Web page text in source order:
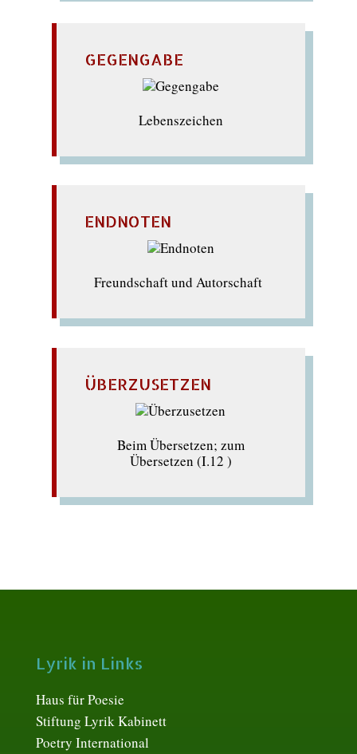
GEGENGABE
Lebenszeichen
ENDNOTEN
Freundschaft und Autorschaft
ÜBERZUSETZEN
Beim Übersetzen; zum
Übersetzen (I.12 )
Lyrik in Links
Haus für Poesie
Stiftung Lyrik Kabinett
Poetry International